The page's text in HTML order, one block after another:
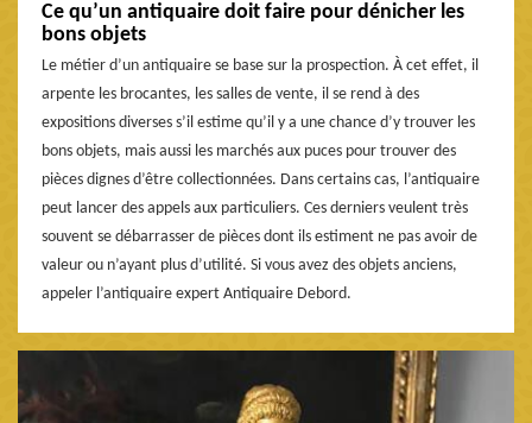
Ce qu’un antiquaire doit faire pour dénicher les
bons objets
Le métier d’un antiquaire se base sur la prospection. À cet effet, il
arpente les brocantes, les salles de vente, il se rend à des
expositions diverses s’il estime qu’il y a une chance d’y trouver les
bons objets, mais aussi les marchés aux puces pour trouver des
pièces dignes d’être collectionnées. Dans certains cas, l’antiquaire
peut lancer des appels aux particuliers. Ces derniers veulent très
souvent se débarrasser de pièces dont ils estiment ne pas avoir de
valeur ou n’ayant plus d’utilité. Si vous avez des objets anciens,
appeler l’antiquaire expert Antiquaire Debord.